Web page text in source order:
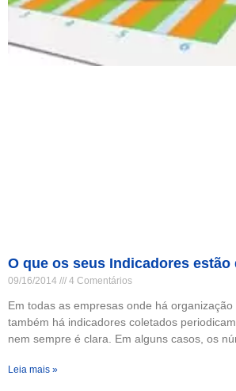
O que os seus Indicadores estão
09/16/2014 4 Comentários
Em todas as empresas onde há
também há indicadores coletados
nem sempre é clara. Em alguns casos, os
Leia mais »